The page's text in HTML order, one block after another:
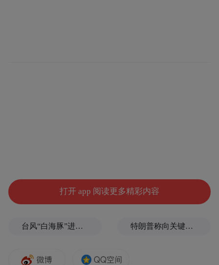
是夏季莫名暴躁的重要诱因。
夏季稳情绪、防烦躁，掌握四个实用妙招
华副主任医师给出了简单易操作的调节方
打开 app 阅读更多精彩内容
台风“白海豚”进入24小时警戒线，最新登陆点预判 特朗普称向关键矿产投资30亿美元